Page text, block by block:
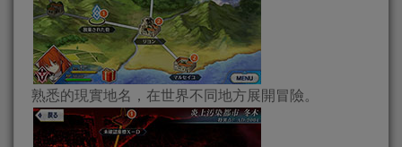
熟悉的現實地名，在世界不同地方展開冒險。